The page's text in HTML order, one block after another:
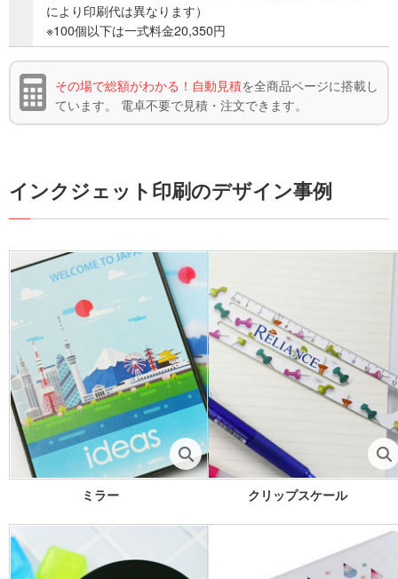
により印刷代は異なります）
※100個以下は一式料金20,350円
その場で総額がわかる！自動見積を全商品ページに搭載し
ています。
電卓不要で見積・注文できます。
インクジェット印刷のデザイン事例
ミラー クリップスケール